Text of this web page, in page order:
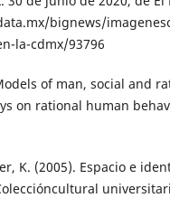
bignews/
la-cd­mx/93796
of man, social and
on rational human
K. (2005). Espacio e